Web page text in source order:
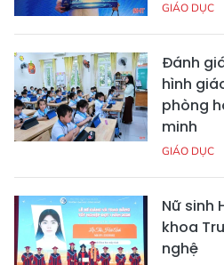
GIÁO DỤC
Đánh
hình
phòng
minh
GIÁO DỤC
Nữ sinh
khoa
nghệ